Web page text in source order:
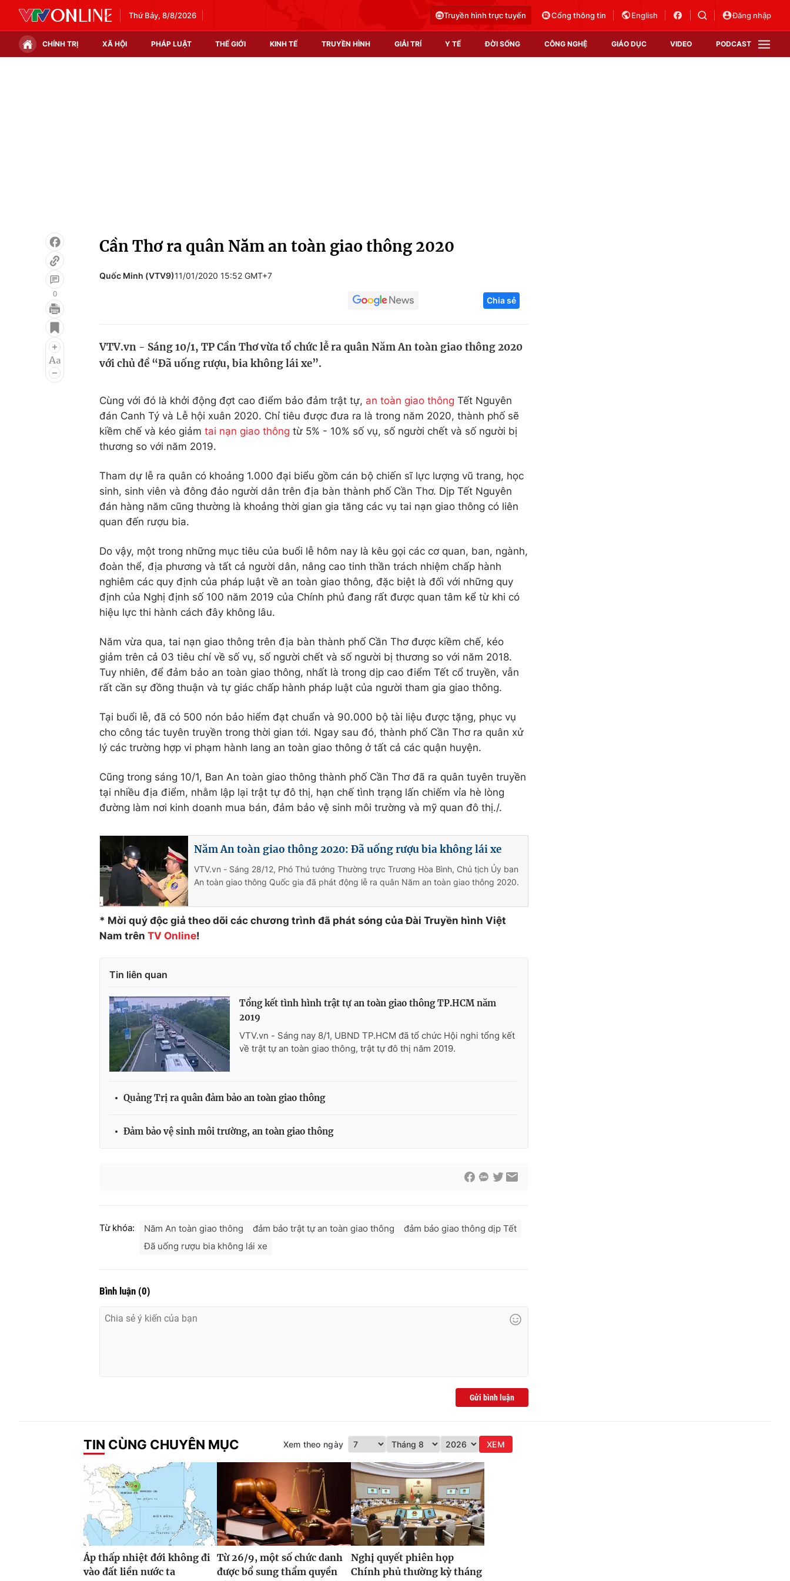
Thứ Bảy, 8/8/2026 Truyền hình trực tuyến Cổng thông tin English Đăng nhập
CHÍNH TRỊ XÃ HỘI PHÁP LUẬT THẾ GIỚI KINH TẾ TRUYỀN HÌNH GIẢI TRÍ Y TẾ ĐỜI SỐNG CÔNG NGHỆ GIÁO DỤC VIDEO PODCAST
Điện ảnh
Âm nhạc
Du lịch
Làm đẹp
Tuyển sinh
Học trực tuyến
Hitech Công nghệ tương lai
Tư vấn
0
Cần Thơ ra quân Năm an toàn giao thông 2020
Quốc Minh (VTV9)11/01/2020 15:52 GMT+7
Chia sẻ
VTV.vn - Sáng 10/1, TP Cần Thơ vừa tổ chức lễ ra quân Năm An toàn giao thông 2020
với chủ đề “Đã uống rượu, bia không lái xe”.
Cùng với đó là khởi động đợt cao điểm bảo đảm trật tự, an toàn giao thông Tết Nguyên
đán Canh Tý và Lễ hội xuân 2020. Chỉ tiêu được đưa ra là trong năm 2020, thành phố sẽ
kiềm chế và kéo giảm tai nạn giao thông từ 5% - 10% số vụ, số người chết và số người bị
thương so với năm 2019.
Tham dự lễ ra quân có khoảng 1.000 đại biểu gồm cán bộ chiến sĩ lực lượng vũ trang, học
sinh, sinh viên và đông đảo người dân trên địa bàn thành phố Cần Thơ. Dịp Tết Nguyên
đán hàng năm cũng thường là khoảng thời gian gia tăng các vụ tai nạn giao thông có liên
quan đến rượu bia.
Do vậy, một trong những mục tiêu của buổi lễ hôm nay là kêu gọi các cơ quan, ban, ngành,
đoàn thể, địa phương và tất cả người dân, nâng cao tinh thần trách nhiệm chấp hành
nghiêm các quy định của pháp luật về an toàn giao thông, đặc biệt là đối với những quy
định của Nghị định số 100 năm 2019 của Chính phủ đang rất được quan tâm kể từ khi có
hiệu lực thi hành cách đây không lâu.
Năm vừa qua, tai nạn giao thông trên địa bàn thành phố Cần Thơ được kiềm chế, kéo
giảm trên cả 03 tiêu chí về số vụ, số người chết và số người bị thương so với năm 2018.
Tuy nhiên, để đảm bảo an toàn giao thông, nhất là trong dịp cao điểm Tết cổ truyền, vẫn
rất cần sự đồng thuận và tự giác chấp hành pháp luật của người tham gia giao thông.
Tại buổi lễ, đã có 500 nón bảo hiểm đạt chuẩn và 90.000 bộ tài liệu được tặng, phục vụ
cho công tác tuyên truyền trong thời gian tới. Ngay sau đó, thành phố Cần Thơ ra quân xử
lý các trường hợp vi phạm hành lang an toàn giao thông ở tất cả các quận huyện.
Cũng trong sáng 10/1, Ban An toàn giao thông thành phố Cần Thơ đã ra quân tuyên truyền
tại nhiều địa điểm, nhằm lập lại trật tự đô thị, hạn chế tình trạng lấn chiếm vỉa hè lòng
đường làm nơi kinh doanh mua bán, đảm bảo vệ sinh môi trường và mỹ quan đô thị./.
Năm An toàn giao thông 2020: Đã uống rượu bia không lái xe
VTV.vn - Sáng 28/12, Phó Thủ tướng Thường trực Trương Hòa Bình, Chủ tịch Ủy ban
An toàn giao thông Quốc gia đã phát động lễ ra quân Năm an toàn giao thông 2020.
* Mời quý độc giả theo dõi các chương trình đã phát sóng của Đài Truyền hình Việt
Nam trên TV Online!
Tin liên quan
Tổng kết tình hình trật tự an toàn giao thông TP.HCM năm
2019
VTV.vn - Sáng nay 8/1, UBND TP.HCM đã tổ chức Hội nghi tổng kết
về trật tự an toàn giao thông, trật tự đô thị năm 2019.
Quảng Trị ra quân đảm bảo an toàn giao thông
Đảm bảo vệ sinh môi trường, an toàn giao thông
Từ khóa: Năm An toàn giao thông đảm bảo trật tự an toàn giao thông
đảm bảo giao thông dịp Tết
Đã uống rượu bia không lái xe
Bình luận (0)
Gửi bình luận
TIN CÙNG CHUYÊN MỤC Xem theo ngày XEM
Áp thấp nhiệt đới không đi
vào đất liền nước ta
Từ 26/9, một số chức danh
được bổ sung thẩm quyền
Nghị quyết phiên họp
Chính phủ thường kỳ tháng